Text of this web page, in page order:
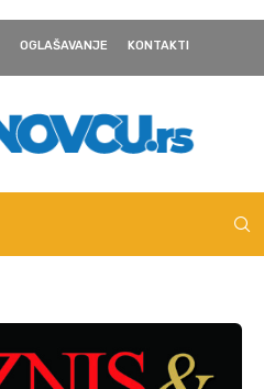
OGLAŠAVANJE KONTAKTI